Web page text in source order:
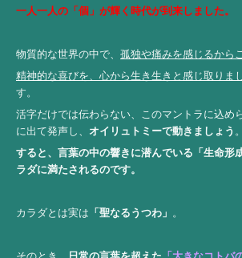
一人一人の「個」が輝く時代が到来しました。
物質的な世界の中で、 孤独や痛みを感じるから
精神的な喜びを、心から生き生きと感じ取りま
す。
活字だけでは伝わらない、
このマントラに込め
に出て発声し、 オイリュトミーで動きましょう 。
すると、言葉の中の響きに潜んでいる 「生命形
ラダに満たされるのです。
カラダとは実は 「聖なるうつわ」 。